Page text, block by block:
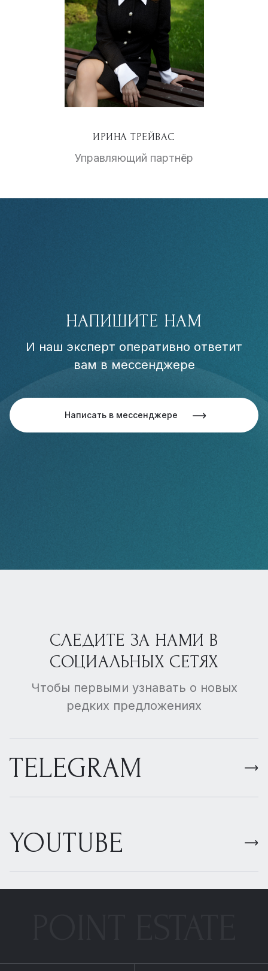
ИРИНА ТРЕЙВАС
Управляющий партнёр
НАПИШИТЕ НАМ
И наш эксперт оперативно ответит
вам в мессенджере
Написать в мессенджере
СЛЕДИТЕ ЗА НАМИ В
СОЦИАЛЬНЫХ СЕТЯХ
Чтобы первыми узнавать о новых
редких предложениях
TELEGRAM
YOUTUBE